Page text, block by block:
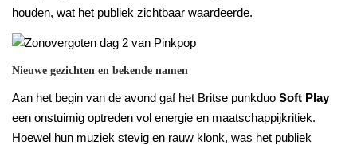
houden, wat het publiek zichtbaar waardeerde.
Nieuwe gezichten en bekende namen
Aan het begin van de avond gaf het Britse punkduo Soft Play
een onstuimig optreden vol energie en maatschappijkritiek.
Hoewel hun muziek stevig en rauw klonk, was het publiek